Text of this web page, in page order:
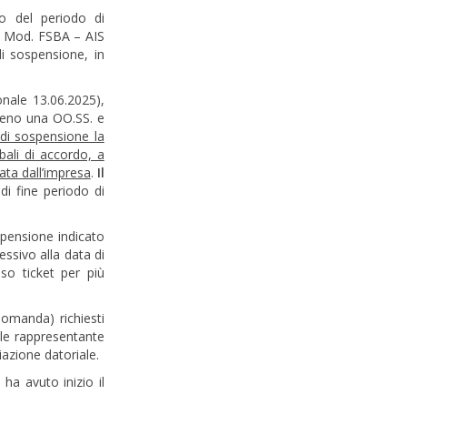
del periodo di
FSBA – AIS
sospensione, in
13.06.2025),
una OO.SS. e
sospensione la
di accordo, a
dall’impresa. Il
fine periodo di
indicato
alla data di
ticket per più
richiesti
rappresentante
datoriale.
ha avuto inizio il